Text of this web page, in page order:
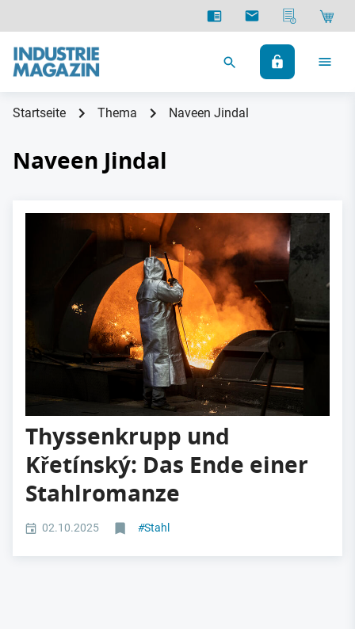
Startseite Thema Naveen Jindal
Naveen Jindal
Thyssenkrupp und
Křetínský: Das Ende einer
Stahlromanze
02.10.2025 #Stahl